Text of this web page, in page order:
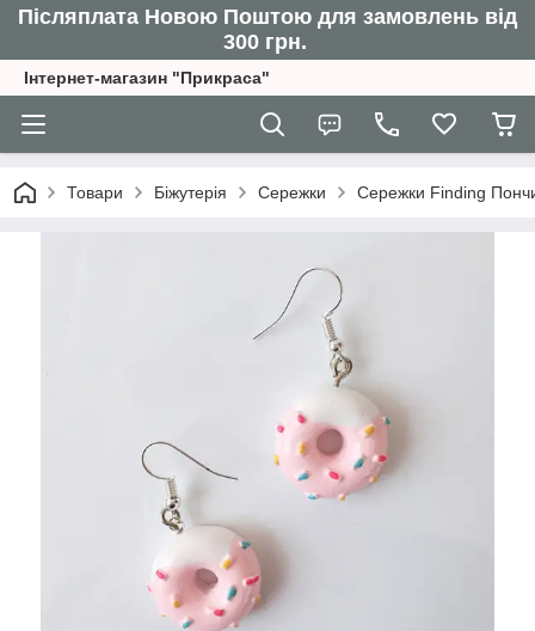
Післяплата Новою Поштою для замовлень від
300 грн.
Інтернет-магазин "Прикраса"
Товари Біжутерія Сережки Сережки Finding